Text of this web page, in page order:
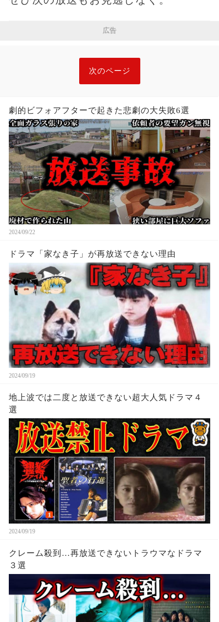
広告
次のページ
劇的ビフォアフターで起きた悲劇の大失敗6選
2024/09/22
ドラマ「家なき子」が再放送できない理由
2024/09/19
地上波では二度と放送できない超大人気ドラマ４
選
2024/09/19
クレーム殺到…再放送できないトラウマなドラマ
３選